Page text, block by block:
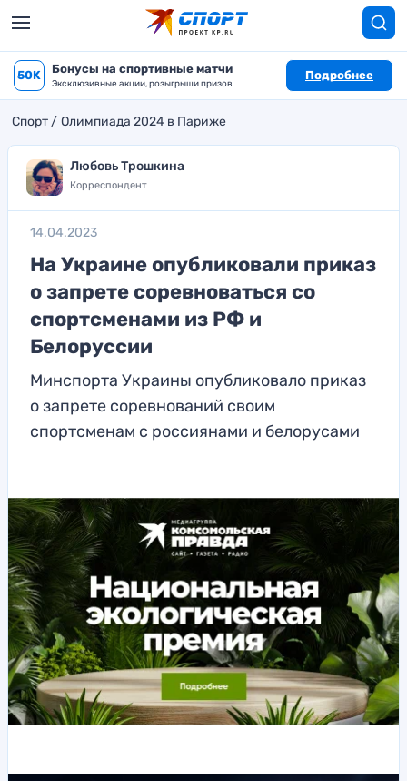
50K Бонусы на спортивные матчи
Эксклюзивные акции, розыгрыши призов
Подробнее
Спорт Олимпиада 2024 в Париже
Любовь Трошкина
Корреспондент
14.04.2023
На Украине опубликовали приказ
о запрете соревноваться со
спортсменами из РФ и
Белоруссии
Минспорта Украины опубликовало приказ
о запрете соревнований своим
спортсменам с россиянами и белорусами